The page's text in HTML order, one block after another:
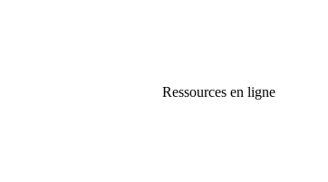
Ressources en ligne